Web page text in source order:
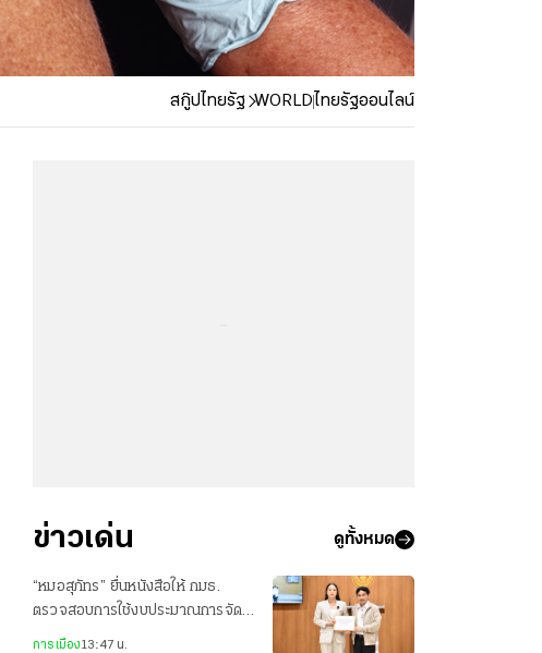
สกู๊ปไทยรัฐ WORLDไทยรัฐออนไลน์
ข่าวเด่น ดูทั้งหมด
“หมอสุภัทร” ยื่นหนังสือให้ กมธ.
ตรวจสอบการใช้งบประมาณการจัด
อีเวนต์ กระทรวงสาธารณสุข
การเมือง13:47 น.